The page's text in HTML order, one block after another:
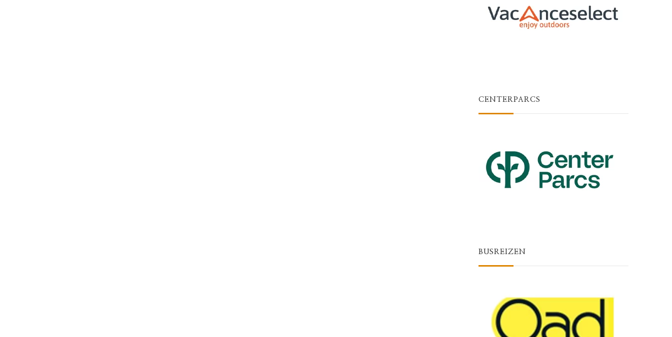
CENTERPARCS
BUSREIZEN